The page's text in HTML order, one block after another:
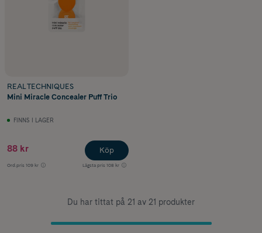
REAL TECHNIQUES
Mini Miracle Concealer Puff Trio
FINNS I LAGER
88 kr
Ord.pris 109 kr Lägsta pris 108 kr
Köp
Du har tittat på 21 av 21 produkter